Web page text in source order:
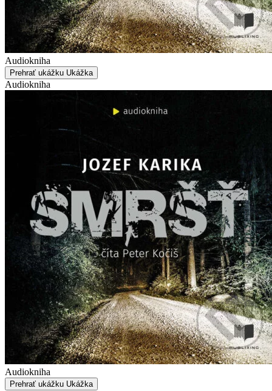
Audiokniha
Prehrať ukážku Ukážka
Audiokniha
Audiokniha
Prehrať ukážku Ukážka